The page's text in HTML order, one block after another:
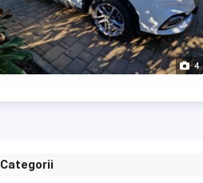
4
Categorii